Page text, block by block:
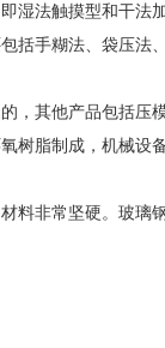
湿法触摸型和干法
括手糊法、袋压法
，其他产品包括
树脂制成，机械设
料非常坚硬。玻璃